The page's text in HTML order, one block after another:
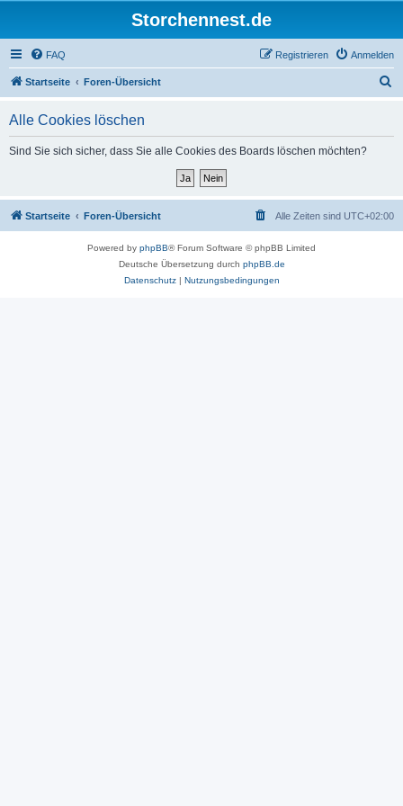
Storchennest.de
FAQ Anmelden
Registrieren
Startseite Foren-Übersicht
Alle Cookies löschen
Sind Sie sich sicher, dass Sie alle Cookies des Boards löschen möchten?
Startseite Foren-Übersicht Alle Zeiten sind UTC+02:00
Powered by phpBB® Forum Software © phpBB Limited
Deutsche Übersetzung durch phpBB.de
Datenschutz| Nutzungsbedingungen